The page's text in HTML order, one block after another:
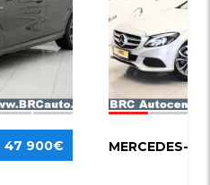
47 900€ MERCEDES-